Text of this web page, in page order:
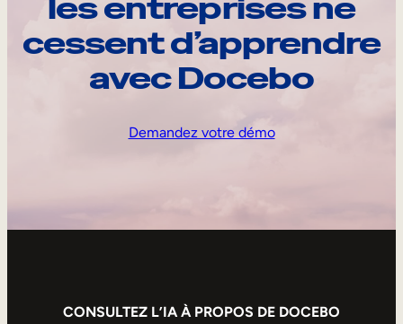
les entreprises ne
cessent d’apprendre
avec Docebo
Demandez votre démo
CONSULTEZ L’IA À PROPOS DE DOCEBO